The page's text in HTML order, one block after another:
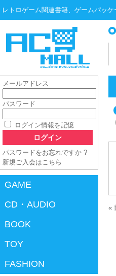
レトロゲーム関連書籍、ゲームパッ
AC-MALL
«
メールアドレス
パスワード
ログイン情報を記憶
パスワードをお忘れですか ?
新規ご入会はこちら
GAME
CD・AUDIO
BOOK
TOY
FASHION